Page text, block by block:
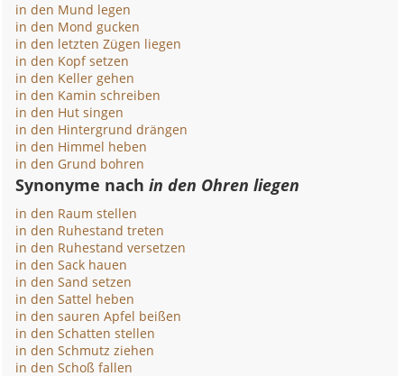
in den Mund legen
in den Mond gucken
in den letzten Zügen liegen
in den Kopf setzen
in den Keller gehen
in den Kamin schreiben
in den Hut singen
in den Hintergrund drängen
in den Himmel heben
in den Grund bohren
Synonyme nachin den Ohren liegen
in den Raum stellen
in den Ruhestand treten
in den Ruhestand versetzen
in den Sack hauen
in den Sand setzen
in den Sattel heben
in den sauren Apfel beißen
in den Schatten stellen
in den Schmutz ziehen
in den Schoß fallen